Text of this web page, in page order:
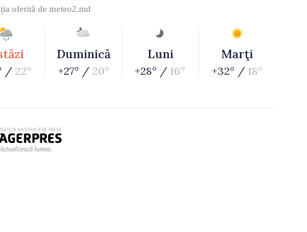
oferită de meteo2.md
/ 22°
Duminică
+27° / 20°
Luni
+28° / 16°
Marţi
+32° / 18°